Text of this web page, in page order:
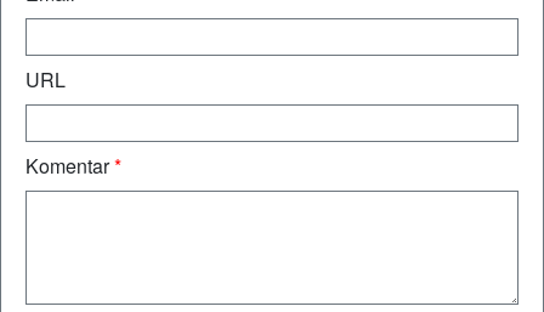
URL
Komentar*